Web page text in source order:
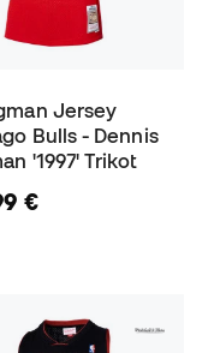
Jersey
Bulls - Dennis
'1997' Trikot
€